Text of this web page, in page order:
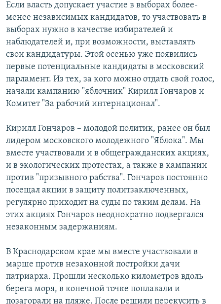
Если власть допускает участие в выборах более-
менее независимых кандидатов, то участвовать в
выборах нужно в качестве избирателей и
наблюдателей и, при возможности, выставлять
свои кандидатуры. Этой осенью уже появились
первые потенциальные кандидаты в московский
парламент. Из тех, за кого можно отдать свой голос,
начали кампанию "яблочник" Кирилл Гончаров и
Комитет "За рабочий интернационал".
Кирилл Гончаров – молодой политик, ранее он был
лидером московского молодежного "Яблока". Мы
вместе участвовали и в общегражданских акциях,
и в экологических протестах, а также в кампании
против "призывного рабства". Гончаров постоянно
посещал акции в защиту политзаключенных,
регулярно приходит на суды по таким делам. На
этих акциях Гончаров неоднократно подвергался
незаконным задержаниям.
В Краснодарском крае мы вместе участвовали в
марше против незаконной постройки дачи
патриарха. Прошли несколько километров вдоль
берега моря, в конечной точке поплавали и
позагорали на пляже. После решили перекусить в